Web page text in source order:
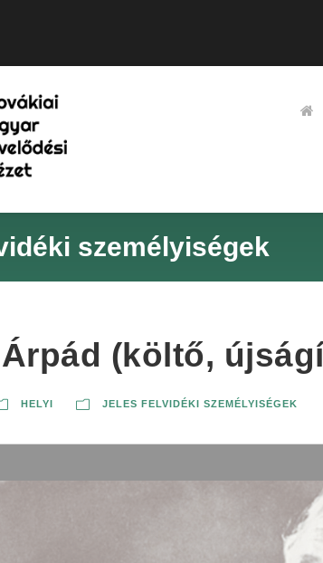
személyiségek
(költő,
HELYI JELES FELVIDÉKI SZEMÉLYISÉGEK